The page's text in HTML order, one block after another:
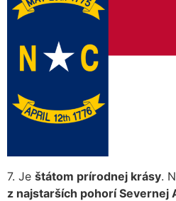
7. Je štátom prírodnej krásy.
z najstarších pohorí Severnej